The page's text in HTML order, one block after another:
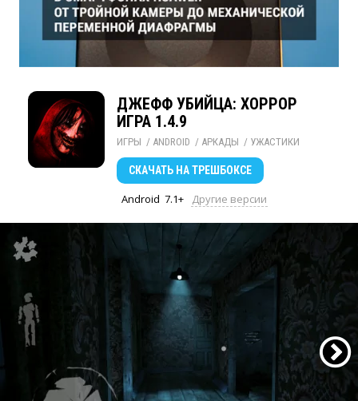
ДЖЕФФ УБИЙЦА: ХОРРОР
ИГРА 1.4.9
ИГРЫ / ANDROID / АРКАДЫ / УЖАСТИКИ
СКАЧАТЬ НА ТРЕШБОКСЕ
Android 7.1+ Другие версии